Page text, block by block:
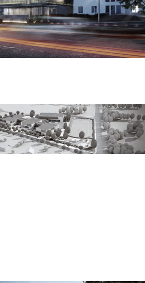
szkoła podstawowa w książenicach